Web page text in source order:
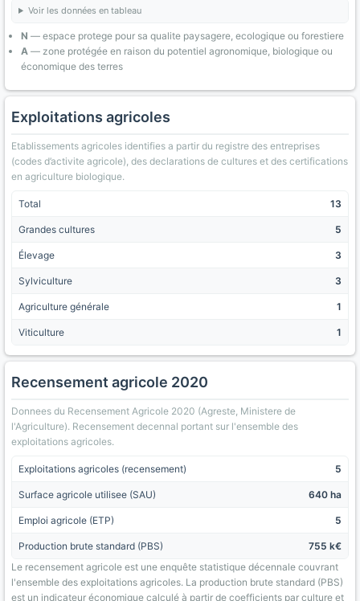
Voir les données en tableau
N — espace protege pour sa qualite paysagere, ecologique ou forestiere
A — zone protégée en raison du potentiel agronomique, biologique ou
économique des terres
Exploitations agricoles
Etablissements agricoles identifies a partir du registre des entreprises
(codes d’activite agricole), des declarations de cultures et des certifications
en agriculture biologique.
Total 13
Grandes cultures 5
Élevage 3
Sylviculture 3
Agriculture générale 1
Viticulture 1
Recensement agricole 2020
Donnees du Recensement Agricole 2020 (Agreste, Ministere de
l'Agriculture). Recensement decennal portant sur l'ensemble des
exploitations agricoles.
Exploitations agricoles (recensement) 5
Surface agricole utilisee (SAU) 640 ha
Emploi agricole (ETP) 5
Production brute standard (PBS)
755 k€
Le recensement agricole est une enquête statistique décennale couvrant
l'ensemble des exploitations agricoles. La production brute standard (PBS)
est un indicateur économique calculé à partir de coefficients par culture et